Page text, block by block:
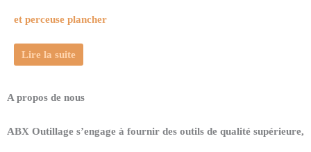
et perceuse plancher
Lire la suite
A propos de nous
ABX Outillage s’engage à fournir des outils de qualité supérieure,